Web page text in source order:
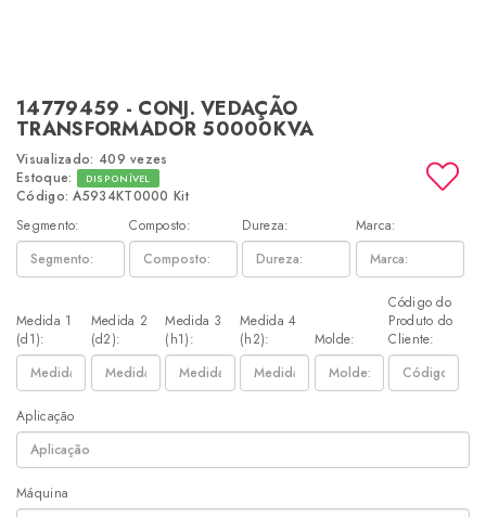
14779459 - CONJ. VEDAÇÃO
TRANSFORMADOR 50000KVA
Visualizado: 409 vezes
Estoque:
DISPONÍVEL
Código: A5934KT0000 Kit
Segmento:
Composto: Dureza: Marca:
Medida 1
(d1):
Medida 2
(d2):
Medida 3
(h1):
Medida 4
(h2):
Molde:
Código do
Produto do
Cliente:
Aplicação
Máquina